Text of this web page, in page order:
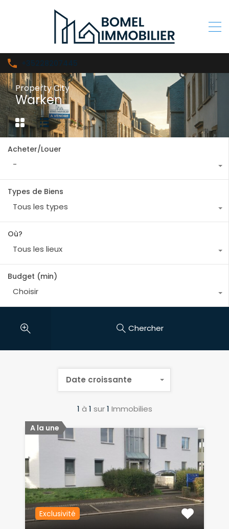
+35228207445
Property City
Warken
Acheter/Louer
-
Types de Biens
Tous les types
Où?
Tous les lieux
Budget (min)
Choisir
Chercher
1 à 1 sur1 Immobilies
Date croissante
A la une
Exclusivité